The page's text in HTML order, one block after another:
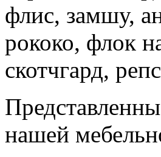
флис, замшу,
рококо, флок
скотчгард,
нашей